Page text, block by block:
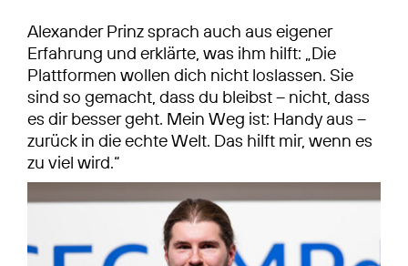
Alexander Prinz sprach auch aus eigener
Erfahrung und erklärte, was ihm hilft: „Die
Plattformen wollen dich nicht loslassen. Sie
sind so gemacht, dass du bleibst – nicht, dass
es dir besser geht. Mein Weg ist: Handy aus –
zurück in die echte Welt. Das hilft mir, wenn es
zu viel wird.“